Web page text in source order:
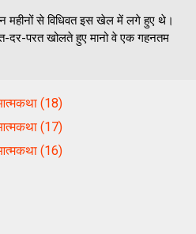
महीनों से विधिवत इस खेल में लगे हुए थे।
दर-परत खोलते हुए मानो वे एक गहनतम
(18)
(17)
(16)